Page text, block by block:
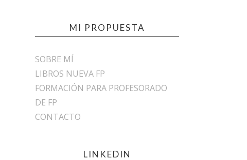
MI PROPUESTA
SOBRE MÍ
LIBROS NUEVA FP
FORMACIÓN PARA PROFESORADO
DE FP
CONTACTO
LINKEDIN